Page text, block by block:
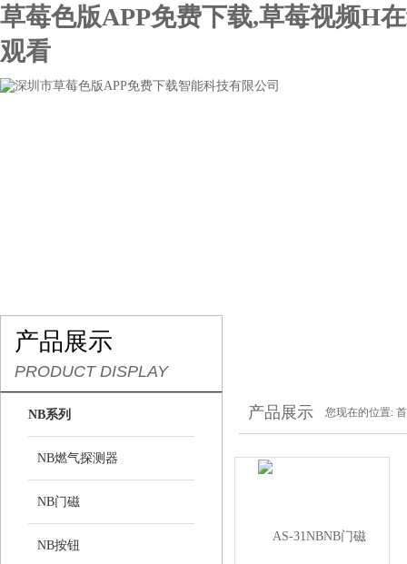
草莓色版APP免费下载,草莓视频H
观看
产品展示
PRODUCT DISPLAY
NB系列
NB燃气探测器
NB门磁
NB按钮
产品展示 您现在的位置: